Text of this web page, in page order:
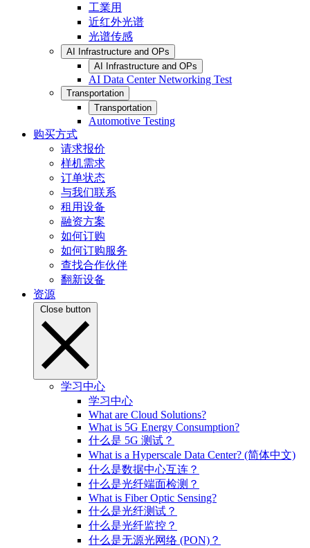
工業用
近红外光谱
光谱传感
AI Infrastructure and OPs
AI Infrastructure and OPs
AI Data Center Networking Test
Transportation
Transportation
Automotive Testing
购买方式
请求报价
样机需求
订单状态
与我们联系
租用设备
融资方案
如何订购
如何订购服务
查找合作伙伴
翻新设备
资源
Close button
学习中心
学习中心
What are Cloud Solutions?
What is 5G Energy Consumption?
什么是 5G 测试？
What is a Hyperscale Data Center? (简体中文)
什么是数据中心互连？
什么是光纤端面检测？
What is Fiber Optic Sensing?
什么是光纤测试？
什么是光纤监控？
什么是无源光网络 (PON)？